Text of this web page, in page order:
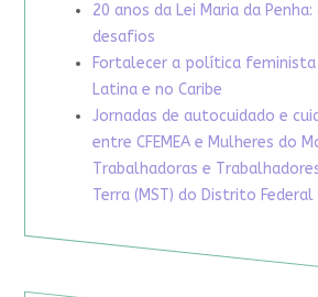
20 anos da Lei Maria da Penha:
desafios
Fortalecer a política feminista
Latina e no Caribe
Jornadas de autocuidado e
entre CFEMEA e Mulheres do
Trabalhadoras e
Terra (MST) do Distrito